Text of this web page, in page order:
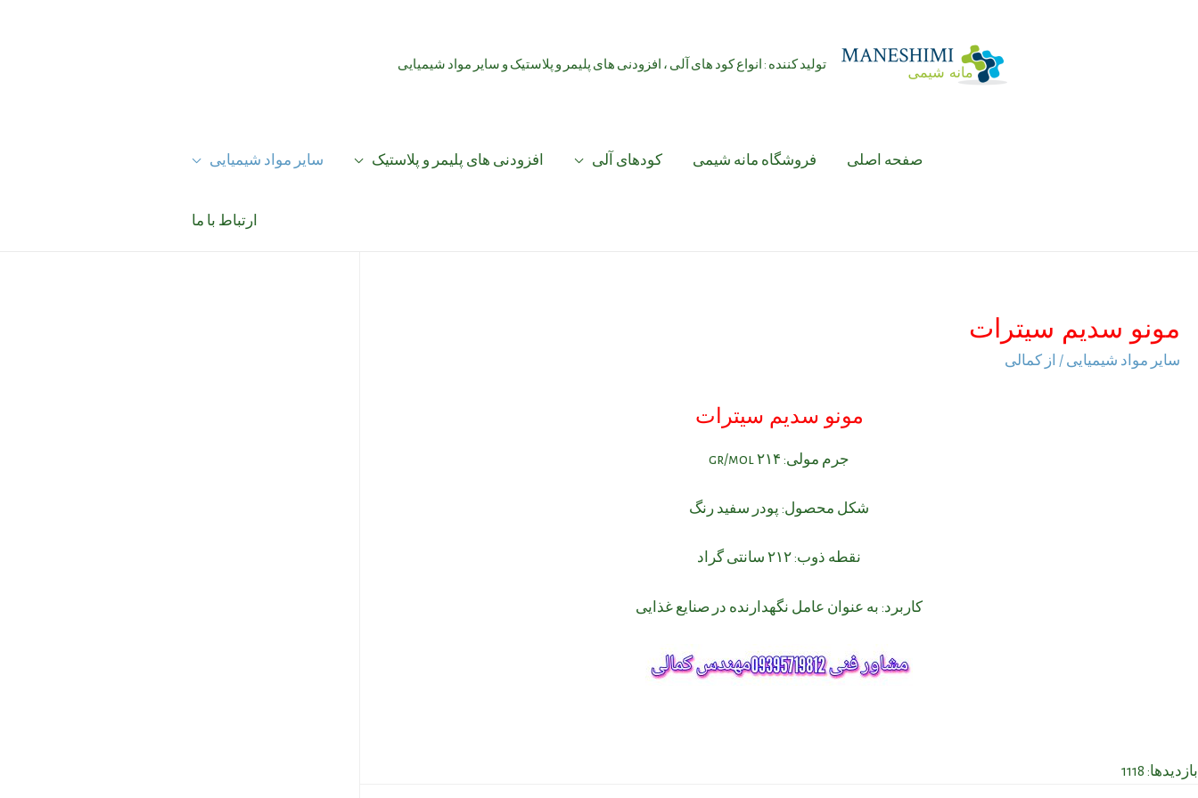
تولید کننده : انواع کود های آلی ، افزودنی های پلیمر و پلاستیک و سایر مواد شیمیایی
صفحه اصلی فروشگاه مانه شیمی کودهای آلی افزودنی های پلیمر و پلاستیک سایر مواد شیمیایی
ارتباط با ما
مونو سدیم سیترات
سایر مواد شیمیایی / از کمالی
مونو سدیم سیترات
جرم مولی: ۲۱۴ gr/mol
شکل محصول: پودر سفید رنگ
نقطه ذوب: ۲۱۲ سانتی گراد
کاربرد: به عنوان عامل نگهدارنده در صنایع غذایی
بازدیدها: 1118